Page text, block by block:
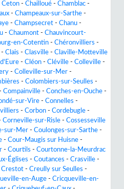
Ceton - Chailloué - Chamblac -
- Champeaux-sur-Sarthe -
- Champsecret - Chanu -
- Chaumont - Chauvincourt-
en-Cotentin - Chéronvilliers -
- Clais - Clasville - Claville-Motteville
- Cléon - Cléville - Colleville -
- Colleville-sur-Mer -
- Colombiers-sur-Seulles -
Compainville - Conches-en-Ouche -
sur-Vire - Connelles -
- Corbon - Cordebugle -
Corneville-sur-Risle - Cossesseville
sur-Mer - Coulonges-sur-Sarthe -
- Cour-Maugis sur Huisne -
- Courtils - Courtonne-la-Meurdrac
Églises - Coutances - Crasville -
Crestot - Creully sur Seulles -
en-Auge - Cricqueville-en-